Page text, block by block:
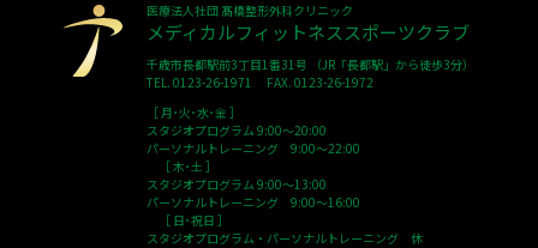
医療法人社団 髙橋整形外科クリニック
メディカルフィットネススポーツクラブ
千歳市長都駅前3丁目1番31号 （JR「長都駅」から徒歩3分）
TEL. 0123-26-1971 FAX. 0123-26-1972
［ 月･火･水･金 ］
スタジオプログラム 9:00～20:00
パーソナルトレーニング 9:00～22:00
［ 木･土 ］
スタジオプログラム 9:00～13:00
パーソナルトレーニング 9:00～16:00
［ 日･祝日 ］
スタジオプログラム・パーソナルトレーニング 休